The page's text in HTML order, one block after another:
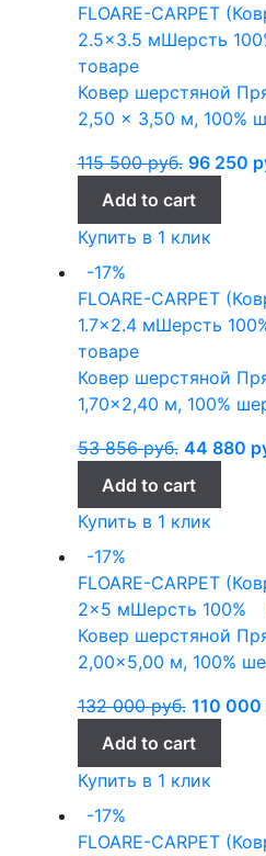
FLOARE-CARPET
2.5x3.5 мШерсть
товаре
Ковер шерстяной
2,50 x 3,50 м, 100%
115 500руб. 96 250
Add to cart
Купить в 1 клик
-17%
FLOARE-CARPET
1.7x2.4 мШерсть
товаре
Ковер шерстяной
1,70×2,40 м, 100%
53 856руб. 44 880
Add to cart
Купить в 1 клик
-17%
FLOARE-CARPET
2x5 мШерсть 100%
Ковер шерстяной
2,00×5,00 м, 100%
132 000руб. 110 000
Add to cart
Купить в 1 клик
-17%
FLOARE-CARPET